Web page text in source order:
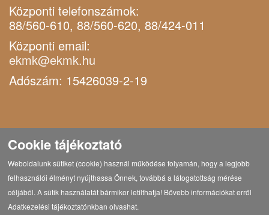
Központi telefonszámok:
88/560-610, 88/560-620, 88/424-011
Központi email:
ekmk@ekmk.hu
Adószám: 15426039-2-19
Cookie tájékoztató
Weboldalunk sütiket (cookie) használ működése folyamán, hogy a legjobb
felhasználói élményt nyújthassa Önnek, továbbá a látogatottság mérése
céljából. A sütik használatát bármikor letilthatja! Bővebb információkat erről
Adatkezelési tájékoztatónkban olvashat.